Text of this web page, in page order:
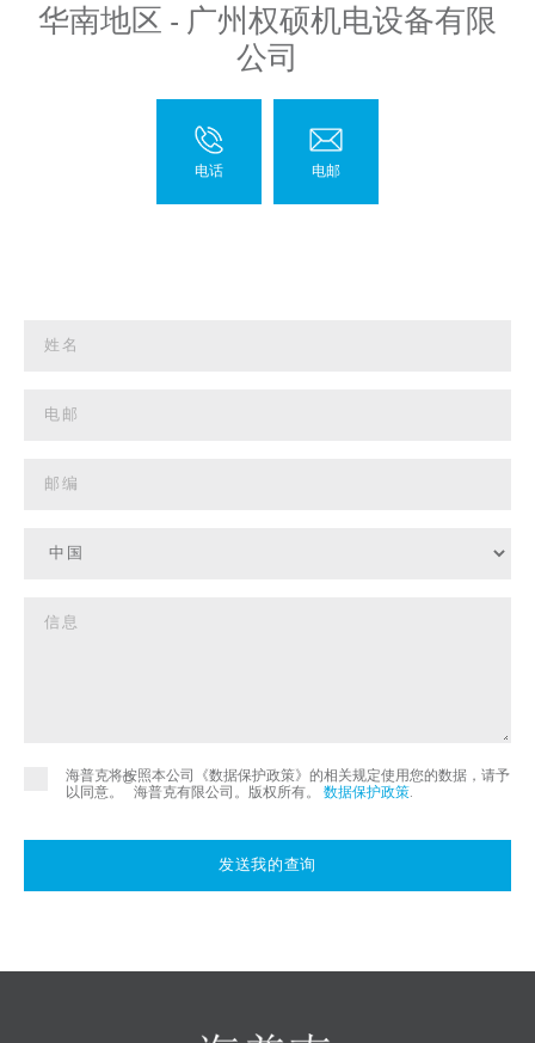
华南地区 - 广州权硕机电设备有限
公司
海普克将按照本公司《数据保护政策》的相关规定使用您的数据，请予
以同意。
©
海普克有限公司。版权所有。 数据保护政策.
发送我的查询